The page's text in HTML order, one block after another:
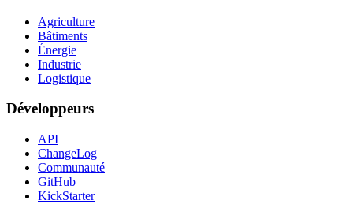
Agriculture
Bâtiments
Énergie
Industrie
Logistique
Développeurs
API
ChangeLog
Communauté
GitHub
KickStarter